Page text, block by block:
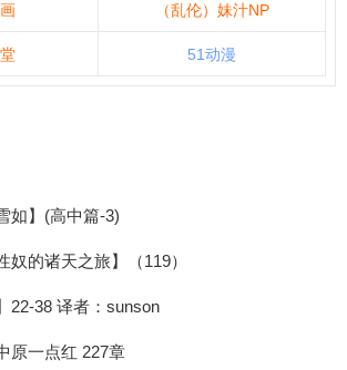
（乱伦）妹汁NP
51动漫
如】(高中篇-3)
奴的诸天之旅】（119）
22-38 译者：sunson
原一点红 227章